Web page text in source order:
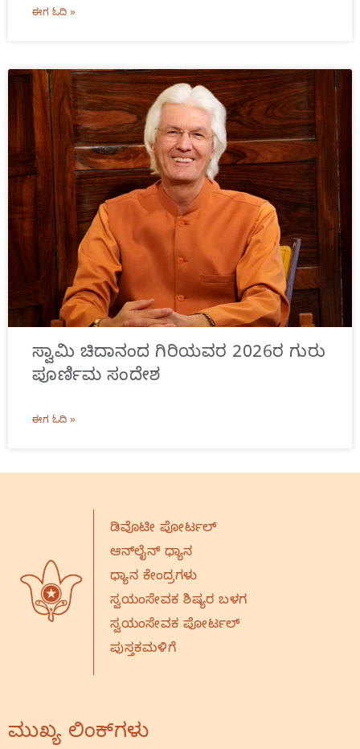
ಈಗ ಓದಿ »
ಸ್ವಾಮಿ ಚಿದಾನಂದ ಗಿರಿಯವರ 2026ರ ಗುರು
ಪೂರ್ಣಿಮ ಸಂದೇಶ
ಈಗ ಓದಿ »
ಡಿವೊಟೀ ಪೋರ್ಟಲ್
ಆನ್‌ಲೈನ್‌ ಧ್ಯಾನ
ಧ್ಯಾನ ಕೇಂದ್ರಗಳು
ಸ್ವಯಂಸೇವಕ ಶಿಷ್ಯರ ಬಳಗ
ಸ್ವಯಂಸೇವಕ ಪೋರ್ಟಲ್
ಪುಸ್ತಕಮಳಿಗೆ
ಮುಖ್ಯ ಲಿಂಕ್‌ಗಳು